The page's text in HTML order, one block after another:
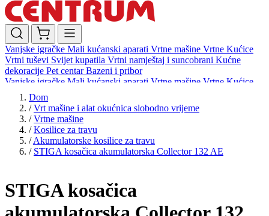
Vanjske igračke Mali kućanski aparati Vrtne mašine Vrtne Kućice
Vrtni tuševi Svijet kupatila Vrtni namještaj i suncobrani Kućne
dekoracije Pet centarBazeni i pribor
Vanjske igračke Mali kućanski aparati Vrtne mašine Vrtne Kućice
Vrtni tuševi
dekoracijePet centar Bazeni i pribor
Dom
/ Vrt mašine i alat okućnica slobodno vrijeme
/ Vrtne mašine
/ Kosilice za travu
/ Akumulatorske kosilice za travu
/ STIGA kosačica akumulatorska Collector 132 AE
STIGA kosačica